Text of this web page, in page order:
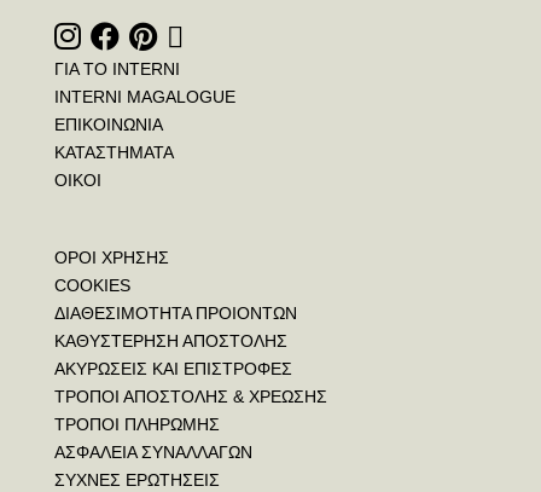
ΓΙΑ ΤΟ INTERNI
INTERNI MAGALOGUE
ΕΠΙΚΟΙΝΩΝΙΑ
ΚΑΤΑΣΤΗΜΑΤΑ
ΟΙΚΟΙ
ΟΡΟΙ ΧΡΗΣΗΣ
COOKIES
ΔΙΑΘΕΣΙΜΟΤΗΤΑ ΠΡΟΙΟΝΤΩΝ
ΚΑΘΥΣΤΕΡΗΣΗ ΑΠΟΣΤΟΛΗΣ
ΑΚΥΡΩΣΕΙΣ ΚΑΙ ΕΠΙΣΤΡΟΦΕΣ
ΤΡΟΠΟΙ ΑΠΟΣΤΟΛΗΣ & ΧΡΕΩΣΗΣ
ΤΡΟΠΟΙ ΠΛΗΡΩΜΗΣ
ΑΣΦΑΛΕΙΑ ΣΥΝΑΛΛΑΓΩΝ
ΣΥΧΝΕΣ ΕΡΩΤΗΣΕΙΣ